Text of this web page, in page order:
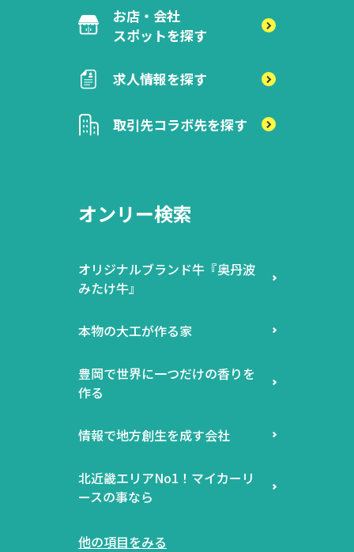
お店・会社
スポットを探す
求人情報を探す
取引先コラボ先を探す
オンリー検索
オリジナルブランド牛『奥丹波
みたけ牛』
本物の大工が作る家
豊岡で世界に一つだけの香りを
作る
情報で地方創生を成す会社
北近畿エリアNo1！マイカーリ
ースの事なら
他の項目をみる